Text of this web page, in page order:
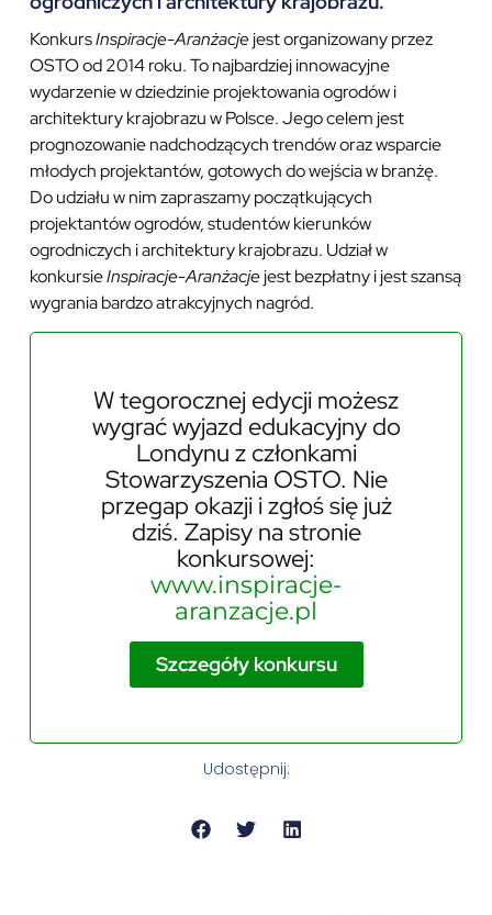
KonkursInspiracje-Aranżacjejest organizowany przez
OSTO od 2014 roku. To najbardziej innowacyjne
wydarzenie w dziedzinie projektowania ogrodów i
architektury krajobrazu w Polsce. Jego celem jest
prognozowanie nadchodzących trendów oraz wsparcie
młodych projektantów, gotowych do wejścia w branżę.
Do udziału w nim zapraszamy początkujących
projektantów ogrodów, studentów kierunków
ogrodniczych i architektury krajobrazu. Udział w
konkursieInspiracje-Aranżacjejest bezpłatny i jest szansą
wygrania bardzo atrakcyjnych nagród.
W tegorocznej edycji możesz
wygrać wyjazd edukacyjny do
Londynu z członkami
Stowarzyszenia OSTO. Nie
przegap okazji i zgłoś się już
dziś. Zapisy na stronie
konkursowej:
www.inspiracje-
aranzacje.pl
Szczegóły konkursu
Udostępnij: